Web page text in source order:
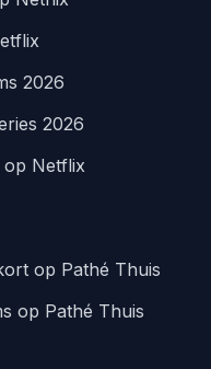
2026
2026
op Netflix
op Pathé Thuis
op Pathé Thuis